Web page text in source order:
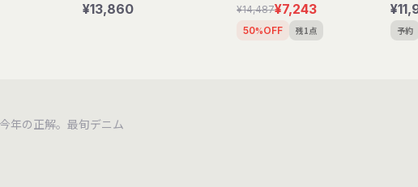
¥13,860 ¥14,487¥7,243
50%OFF 残1点 予約
今年の正解。最旬デニム